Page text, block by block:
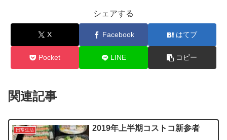
シェアする
X Facebook はてブ
Pocket LINE コピー
関連記事
日常生活 2019年上半期コストコ新参者